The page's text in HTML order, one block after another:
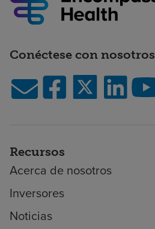
Conéctese con nosotros
Recursos
Acerca de nosotros
Inversores
Noticias